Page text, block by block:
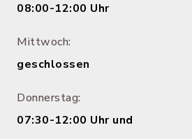
08:00-12:00 Uhr
Mittwoch:
geschlossen
Donnerstag:
07:30-12:00 Uhr und